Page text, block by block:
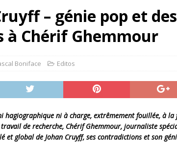
– génie pop et
à Chérif Ghemmour
Boniface Editos
hagiographique ni à charge, extrêmement fouillée, à la
de recherche, Chérif Ghemmour, journaliste
global de Johan Cruyff, ses contradictions et son